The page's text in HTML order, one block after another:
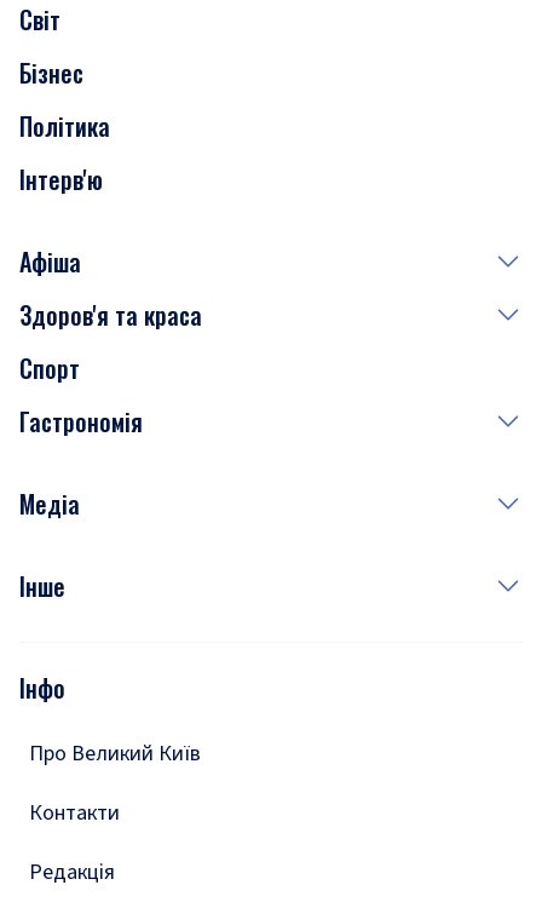
Нерухомість
Транспорт
Світ
Бізнес
Політика
Інтерв'ю
Афіша
Сьогодні
Завтра
Субота
Здоров'я та краса
Медицина
Краса
Спорт
Гастрономія
Рецепти
Медіа
Фото
Подкасти
Інше
Тести
Інфо
Про Великий Київ
Контакти
Редакція